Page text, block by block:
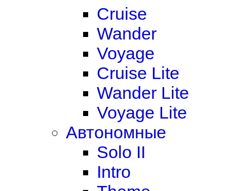
Cruise
Wander
Voyage
Cruise Lite
Wander Lite
Voyage Lite
Автономные
Solo II
Intro